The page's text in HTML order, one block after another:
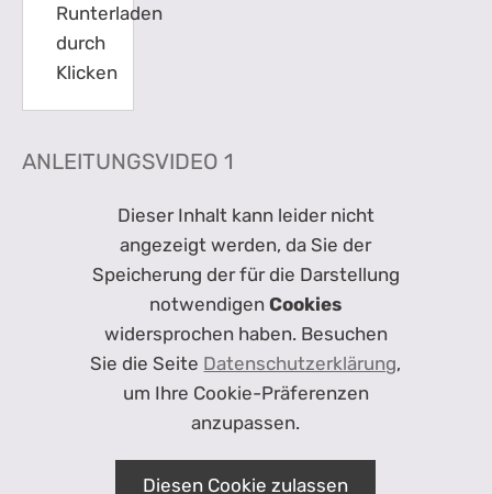
Runterladen
durch
Klicken
ANLEITUNGSVIDEO 1
Dieser Inhalt kann leider nicht
angezeigt werden, da Sie der
Speicherung der für die Darstellung
notwendigenCookies
widersprochen haben. Besuchen
Sie die Seite Datenschutzerklärung,
um Ihre Cookie-Präferenzen
anzupassen.
Diesen Cookie zulassen